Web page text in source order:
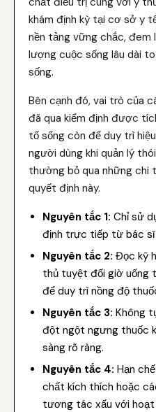
khám định kỳ tại cơ sở y
nền tảng vững chắc, đem
lượng cuộc sống lâu dài
sống.
Bên cạnh đó, vai trò của
đã qua kiểm định được
tố sống còn để duy trì
người dùng khi quản lý
thường bỏ qua những chi
quyết định này.
Nguyên tắc 1: Chỉ sử
định trực tiếp từ bác sĩ
Nguyên tắc 2: Đọc kỹ
thủ tuyệt đối giờ uống
để duy trì nồng độ
Nguyên tắc 3: Không
đột ngột ngưng thuốc
sàng rõ ràng.
Nguyên tắc 4: Hạn
chất kích thích hoặc
tương tác xấu với